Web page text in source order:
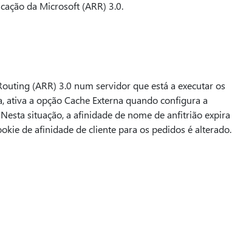
da Microsoft (ARR) 3.0.
(ARR) 3.0 num servidor que está a executar os
ativa a opção Cache Externa quando configura a
situação, a afinidade de nome de anfitrião expira
de afinidade de cliente para os pedidos é alterado.